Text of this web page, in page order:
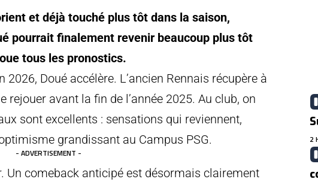
et déjà touché plus tôt dans la saison,
pourrait finalement revenir beaucoup plus tôt
tous les pronostics.
2026, Doué accélère. L’ancien Rennais récupère à
avant la fin de l’année 2025. Au club, on
sont excellents : sensations qui reviennent,
grandissant au Campus PSG.
- ADVERTISEMENT -
Un comeback anticipé est désormais clairement
2